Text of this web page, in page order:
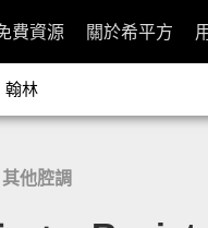
費資源 關於希平方
翰林
其他腔調